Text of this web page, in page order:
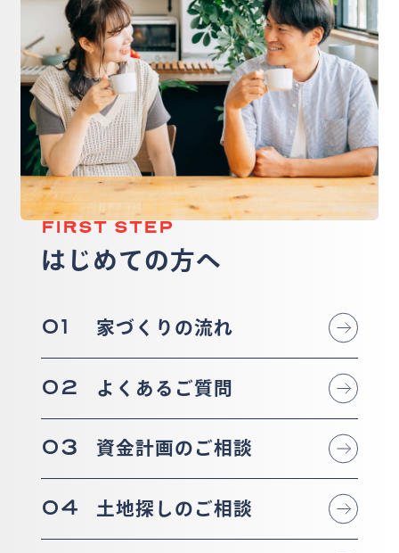
FIRST STEP
はじめての方へ
01 家づくりの流れ
02 よくあるご質問
03 資金計画のご相談
04 土地探しのご相談